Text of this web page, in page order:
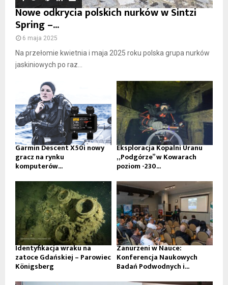
Nowe odkrycia polskich nurków w Sintzi
Spring –...
6 maja 2025
Na przełomie kwietnia i maja 2025 roku polska grupa nurków
jaskiniowych po raz...
Garmin Descent X50i nowy
gracz na rynku
komputerów...
Eksploracja Kopalni Uranu
„Podgórze” w Kowarach
poziom -230...
Identyfikacja wraku na
zatoce Gdańskiej – Parowiec
Königsberg
Zanurzeni w Nauce:
Konferencja Naukowych
Badań Podwodnych i...